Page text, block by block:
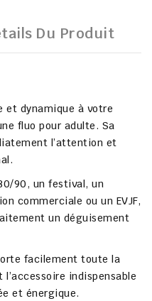
Du Produit
et dynamique à votre
fluo pour adulte. Sa
l’attention et
90, un festival, un
commerciale ou un EVJF,
un déguisement
facilement toute la
l’accessoire indispensable
et énergique.